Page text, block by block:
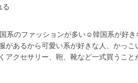
る
系のファッションが多い☺️韓国系が好き
があるから可愛い系が好きな人、かっ
アクセサリー、鞄、靴など一式買うこと